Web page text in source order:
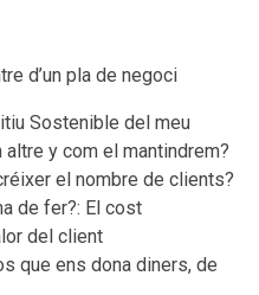
d’un pla de negoci
Sostenible del meu
altre y com el mantindrem?
el nombre de clients?
de fer?: El cost
del client
que ens dona diners, de